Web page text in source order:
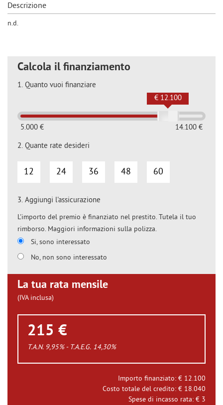
Descrizione
n.d.
Calcola il finanziamento
1. Quanto vuoi finanziare
5.000 € 14.100 €
€ 12.100
2. Quante rate desideri
12 24 36 48 60
3. Aggiungi l'assicurazione
L'importo del premio è finanziato nel prestito. Tutela il tuo
rimborso. Maggiori informazioni sulla polizza.
Si, sono interessato
No, non sono interessato
La tua rata mensile
(IVA inclusa)
215 €
T.A.N. 9,95% - T.A.E.G. 14,30%
Importo finanziato: € 12.100
Costo totale del credito: € 18.040
Spese di incasso rata: € 3